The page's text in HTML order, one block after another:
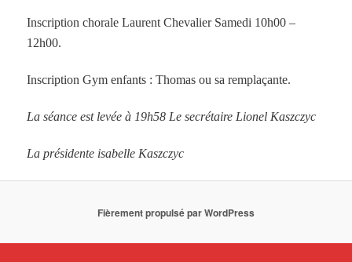
Inscription chorale Laurent Chevalier Samedi 10h00 –
12h00.
Inscription Gym enfants : Thomas ou sa remplaçante.
La séance est levée à 19h58 Le secrétaire Lionel Kaszczyc
La présidente isabelle Kaszczyc
Fièrement propulsé par WordPress